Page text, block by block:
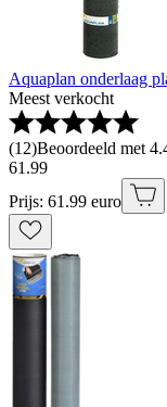
Aquaplan onderlaag
Meest verkocht
(12)Beoordeeld met
61 .99
Prijs: 61.99 euro